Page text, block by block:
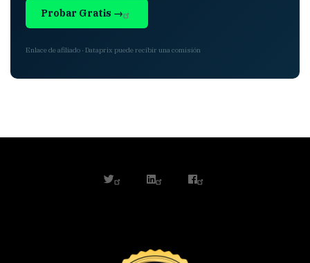
Probar Gratis →
Enlace de afiliado · Dataprix puede recibir una comisión
twitterlinkedinfacebook